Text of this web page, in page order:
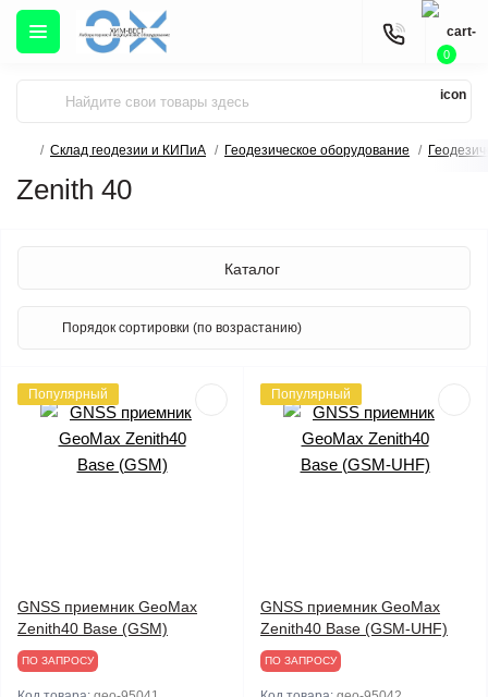
0
Склад геодезии и КИПиА Геодезическое оборудование
Zenith 40
Каталог
Популярный
GNSS приемник GeoMax
Zenith40 Base (GSM)
ПО ЗАПРОСУ
Популярный
GNSS приемник GeoMax
Zenith40 Base (GSM-UHF)
ПО ЗАПРОСУ